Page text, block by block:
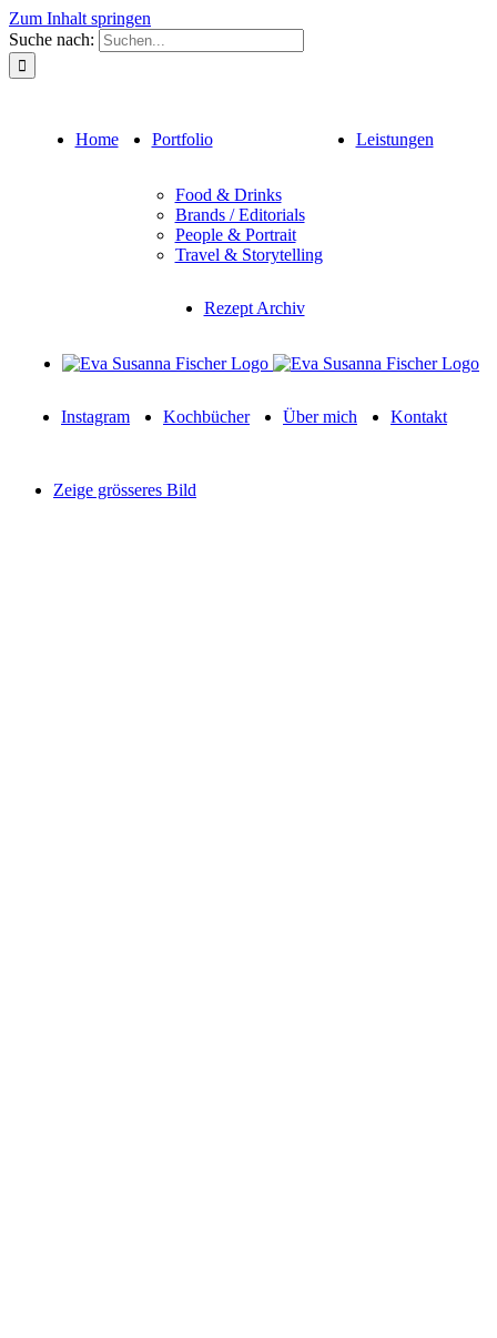
Zum Inhalt springen
Suche nach:
Home Portfolio
Food & Drinks
Brands / Editorials
People & Portrait
Travel & Storytelling
Leistungen
Rezept Archiv
Instagram Kochbücher Über mich Kontakt
Zeige grösseres Bild